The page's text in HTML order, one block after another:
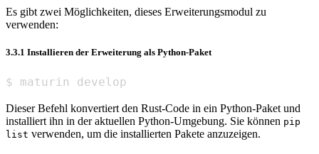
Es gibt zwei Möglichkeiten, dieses Erweiterungsmodul zu
verwenden:
3.3.1 Installieren der Erweiterung als Python-Paket
$ maturin develop
Dieser Befehl konvertiert den Rust-Code in ein Python-Paket und
installiert ihn in der aktuellen Python-Umgebung. Sie können pip
list verwenden, um die installierten Pakete anzuzeigen.